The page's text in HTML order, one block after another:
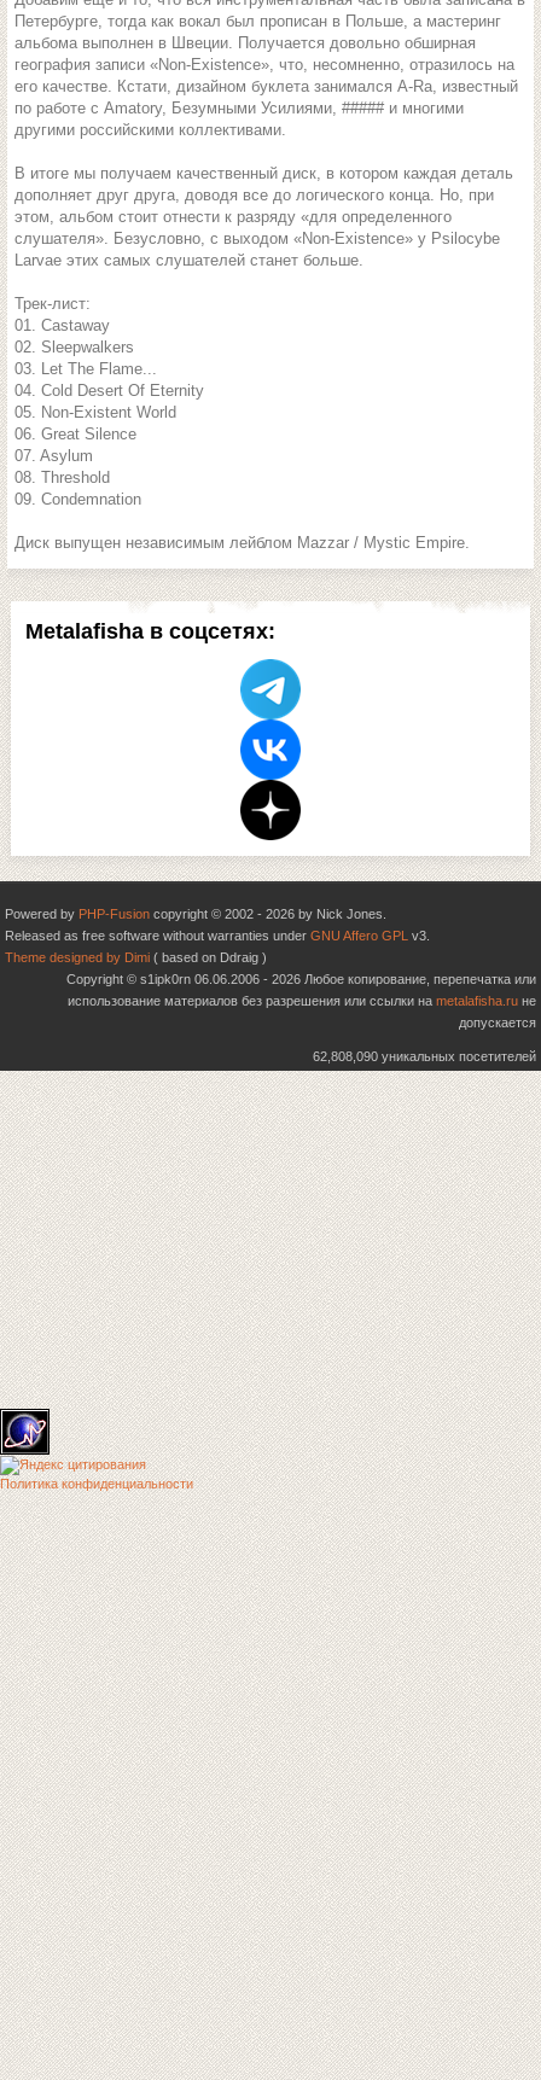
Metalafisha в соцсетях:
Петербурге, тогда как вокал был прописан в Польше, а мастеринг
альбома выполнен в Швеции. Получается довольно обширная
география записи «Non-Existence», что, несомненно, отразилось на
его качестве. Кстати, дизайном буклета занимался A-Ra, известный
по работе с Amatory, Безумными Усилиями, ##### и многими
другими российскими коллективами.
В итоге мы получаем качественный диск, в котором каждая деталь
дополняет друг друга, доводя все до логического конца. Но, при
этом, альбом стоит отнести к разряду «для определенного
слушателя». Безусловно, c выходом «Non-Existence» у Psilocybe
Larvae этих самых слушателей станет больше.
Трек-лист:
01. Castaway
02. Sleepwalkers
03. Let The Flame...
04. Cold Desert Of Eternity
05. Non-Existent World
06. Great Silence
07. Asylum
08. Threshold
09. Condemnation
Диск выпущен независимым лейблом Mazzar / Mystic Empire.
Powered by PHP-Fusion copyright © 2002 - 2026 by Nick Jones.
Released as free software without warranties under GNU Affero GPL v3.
Theme designed by Dimi ( based on Ddraig )
Copyright © s1ipk0rn 06.06.2006 - 2026 Любое копирование, перепечатка или
использование материалов без разрешения или ссылки на metalafisha.ru не
допускается
62,808,090 уникальных посетителей
Политика конфиденциальности